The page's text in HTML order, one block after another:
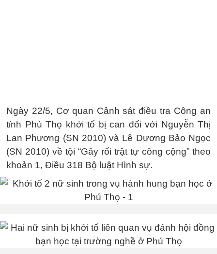
Ngày 22/5, Cơ quan Cảnh sát điều tra Công an
tỉnh Phú Thọ khởi tố bị can đối với Nguyễn Thị
Lan Phương (SN 2010) và Lê Dương Bảo Ngọc
(SN 2010) về tội “Gây rối trật tự công cộng” theo
khoản 1, Điều 318 Bộ luật Hình sự.